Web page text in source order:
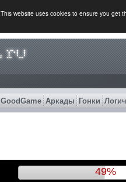
This website uses cookies to ensure you get
GoodGame Аркады Гонки
52%